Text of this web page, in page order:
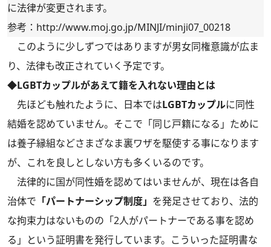
に法律が変更されます。
参考： http://www.moj.go.jp/MINJI/minji07_00218
このように少しずつではありますが男女同権意識が広ま
り、法律も改正されていく予定です。
◆LGBTカップルがあえて籍を入れない理由とは
先ほども触れたように、日本ではLGBTカップルに同性
結婚を認めていません。そこで「同じ戸籍になる」ために
は養子縁組などさまざなま裏ワザを駆使する事になります
が、これを良しとしない方も多くいるのです。
法律的に国が同性婚を認めてはいませんが、現在は各自
治体で 「パートナーシップ制度」 を発足させており、法的
な拘束力はないものの「2人がパートナーである事を認め
る」という証明書を発行しています。こういった証明書な